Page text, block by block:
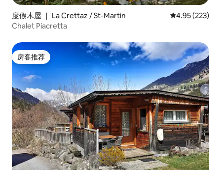
度假木屋 ｜ La Crettaz / St-Martin 平均评分 4.95
4.95 (223)
Chalet Piacretta
房客推荐
房客推荐